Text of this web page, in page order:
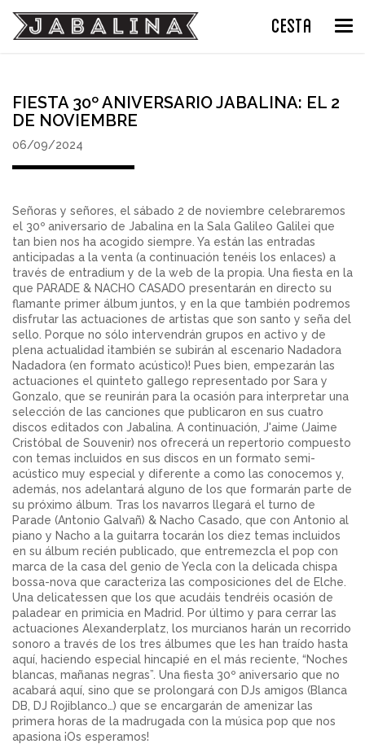
CESTA
FIESTA 30º ANIVERSARIO JABALINA: EL 2
DE NOVIEMBRE
06/09/2024
Señoras y señores, el sábado 2 de noviembre celebraremos
el 30º aniversario de Jabalina en la Sala Galileo Galilei que
tan bien nos ha acogido siempre. Ya están las entradas
anticipadas a la venta (a continuación tenéis los enlaces) a
través de entradium y de la web de la propia. Una fiesta en la
que PARADE & NACHO CASADO presentarán en directo su
flamante primer álbum juntos, y en la que también podremos
disfrutar las actuaciones de artistas que son santo y seña del
sello. Porque no sólo intervendrán grupos en activo y de
plena actualidad ¡también se subirán al escenario Nadadora
Nadadora (en formato acústico)! Pues bien, empezarán las
actuaciones el quinteto gallego representado por Sara y
Gonzalo, que se reunirán para la ocasión para interpretar una
selección de las canciones que publicaron en sus cuatro
discos editados con Jabalina. A continuación, J'aime (Jaime
Cristóbal de Souvenir) nos ofrecerá un repertorio compuesto
con temas incluidos en sus discos en un formato semi-
acústico muy especial y diferente a como las conocemos y,
además, nos adelantará alguno de los que formarán parte de
su próximo álbum. Tras los navarros llegará el turno de
Parade (Antonio Galvañ) & Nacho Casado , que con Antonio al
piano y Nacho a la guitarra tocarán los diez temas incluidos
en su álbum recién publicado, que entremezcla el pop con
marca de la casa del genio de Yecla con la delicada chispa
bossa-nova que caracteriza las composiciones del de Elche.
Una delicatessen que los que acudáis tendréis ocasión de
paladear en primicia en Madrid. Por último y para cerrar las
actuaciones Alexanderplatz , los murcianos harán un recorrido
sonoro a través de los tres álbumes que les han traído hasta
aquí, haciendo especial hincapié en el más reciente, “Noches
blancas, mañanas negras”. Una fiesta 30º aniversario que no
acabará aquí, sino que se prolongará con DJs amigos (Blanca
DB, DJ Rojiblanco…) que se encargarán de amenizar las
primera horas de la madrugada con la música pop que nos
apasiona ¡Os esperamos!